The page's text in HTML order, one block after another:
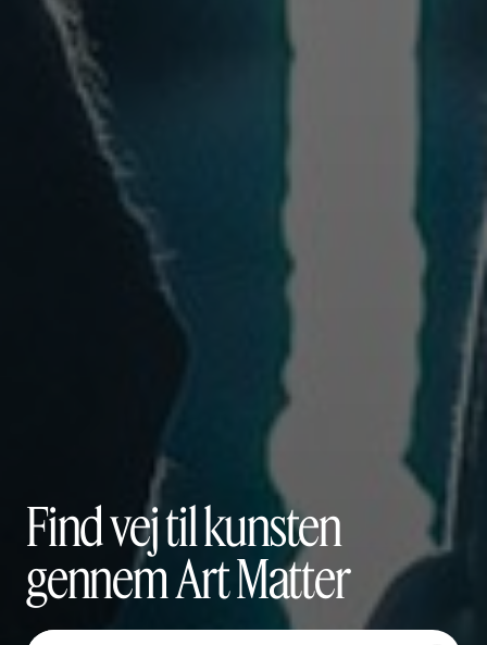
Find vej til kunsten
gennem Art Matter
Unge kunstnerstemmer: Yi
Ten Lai Fernández